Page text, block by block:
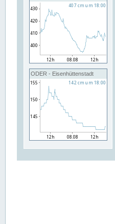
ODER - Eisenhüttenstadt